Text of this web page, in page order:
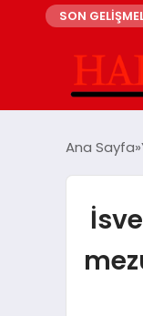
SON
Ana Sayfa